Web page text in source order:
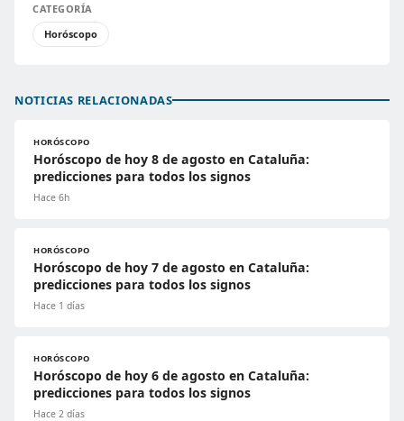
CATEGORÍA
Horóscopo
NOTICIAS RELACIONADAS
HORÓSCOPO
Horóscopo de hoy 8 de agosto en Cataluña:
predicciones para todos los signos
Hace 6h
HORÓSCOPO
Horóscopo de hoy 7 de agosto en Cataluña:
predicciones para todos los signos
Hace 1 días
HORÓSCOPO
Horóscopo de hoy 6 de agosto en Cataluña:
predicciones para todos los signos
Hace 2 días